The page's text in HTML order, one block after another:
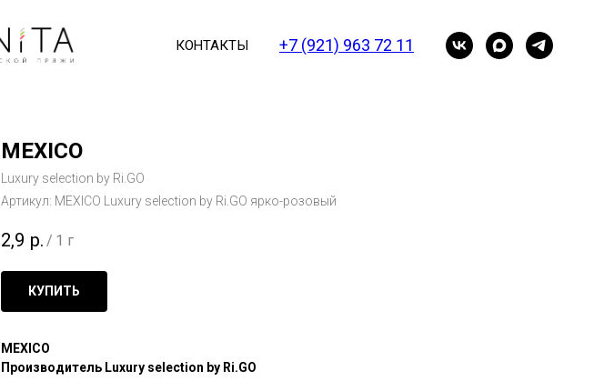
КОНТАКТЫ +7 (921) 963 72 11
MEXICO
Luxury selection by Ri.GO
Артикул: MEXICO Luxury selection by Ri.GO ярко-розовый
2,9 р. / 1 г
КУПИТЬ
MEXICO
Производитель Luxury selection by Ri.GO